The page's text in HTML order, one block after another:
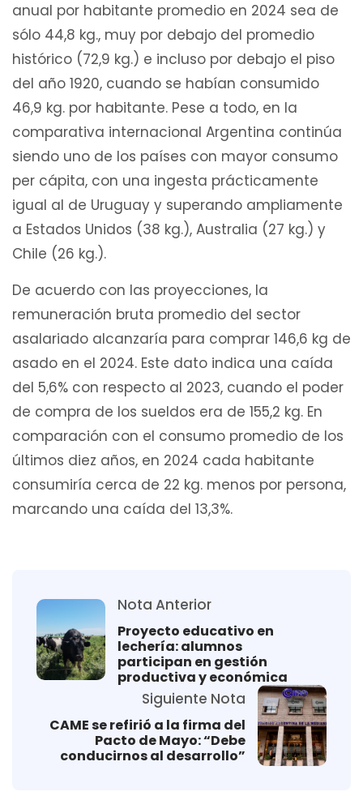
anual por habitante promedio en 2024 sea de
sólo 44,8 kg., muy por debajo del promedio
histórico (72,9 kg.) e incluso por debajo el piso
del año 1920, cuando se habían consumido
46,9 kg. por habitante. Pese a todo, en la
comparativa internacional Argentina continúa
siendo uno de los países con mayor consumo
per cápita, con una ingesta prácticamente
igual al de Uruguay y superando ampliamente
a Estados Unidos (38 kg.), Australia (27 kg.) y
Chile (26 kg.).
De acuerdo con las proyecciones, la
remuneración bruta promedio del sector
asalariado alcanzaría para comprar 146,6 kg de
asado en el 2024. Este dato indica una caída
del 5,6% con respecto al 2023, cuando el poder
de compra de los sueldos era de 155,2 kg. En
comparación con el consumo promedio de los
últimos diez años, en 2024 cada habitante
consumiría cerca de 22 kg. menos por persona,
marcando una caída del 13,3%.
Nota Anterior
Proyecto educativo en
lechería: alumnos
participan en gestión
productiva y económica
Siguiente Nota
CAME se refirió a la firma del
Pacto de Mayo: “Debe
conducirnos al desarrollo”